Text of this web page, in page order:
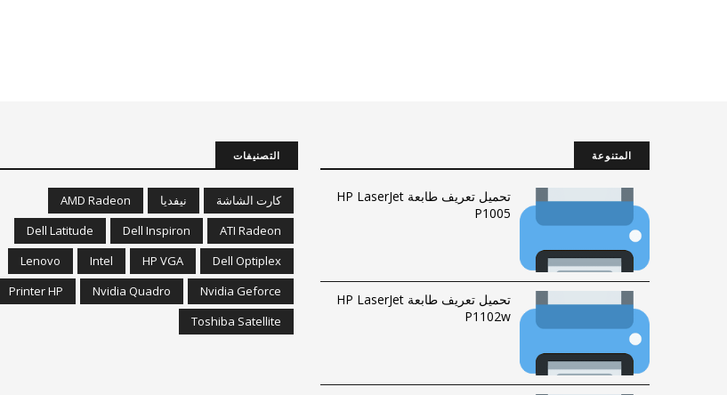
المتنوعة
تحميل تعريف طابعة HP LaserJet
P1005
تحميل تعريف طابعة HP LaserJet
P1102w
التصنيفات
كارت الشاشة نيفديا
AMD Radeon
ATI Radeon
Dell Inspiron
Dell Latitude
Dell Optiplex
HP VGA
Intel
Lenovo
Nvidia Geforce
Nvidia Quadro
Printer HP
Toshiba Satellite